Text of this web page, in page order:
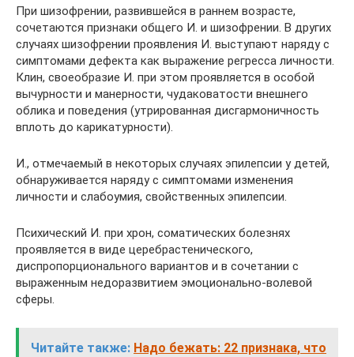
При шизофрении, развившейся в раннем возрасте,
сочетаются признаки общего И. и шизофрении. В других
случаях шизофрении проявления И. выступают наряду с
симптомами дефекта как выражение регресса личности.
Клин, своеобразие И. при этом проявляется в особой
вычурности и манерности, чудаковатости внешнего
облика и поведения (утрированная дисгармоничность
вплоть до карикатурности).
И., отмечаемый в некоторых случаях эпилепсии у детей,
обнаруживается наряду с симптомами изменения
личности и слабоумия, свойственных эпилепсии.
Психический И. при хрон, соматических болезнях
проявляется в виде церебрастенического,
диспропорционального вариантов и в сочетании с
выраженным недоразвитием эмоционально-волевой
сферы.
Читайте также: Надо бежать: 22 признака, что